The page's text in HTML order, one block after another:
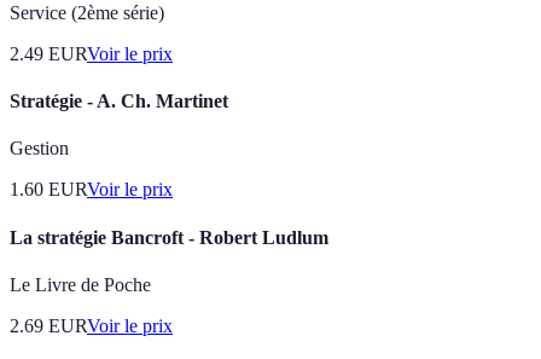
Service (2ème série)
2.49 EURVoir le prix
Stratégie - A. Ch. Martinet
Gestion
1.60 EURVoir le prix
La stratégie Bancroft - Robert Ludlum
Le Livre de Poche
2.69 EURVoir le prix